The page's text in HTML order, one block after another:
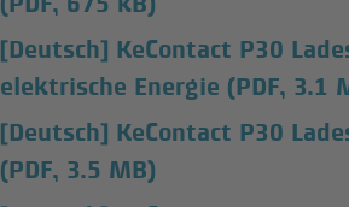
[Deutsch] KeContact P30
elektrische Energie (PDF, 3.1
[Deutsch] KeContact P30
(PDF, 3.5 MB)